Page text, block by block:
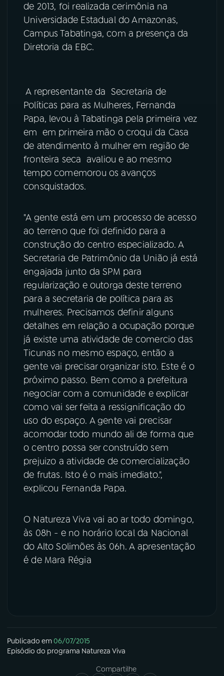
08FESTIVAL DE MÚSICA
ACOMPANHE A RÁDIO NACIONAL
TikTok
de 2013, foi realizada cerimônia na
Universidade Estadual do Amazonas,
Campus Tabatinga, com a presença da
Diretoria da EBC.
A representante da Secretaria de
Políticas para as Mulheres, Fernanda
Papa, levou à Tabatinga pela primeira vez
em em primeira mão o croqui da Casa
de atendimento à mulher em região de
fronteira seca avaliou e ao mesmo
tempo comemorou os avanços
consquistados.
"A gente está em um processo de acesso
ao terreno que foi definido para a
construção do centro especializado. A
Secretaria de Patrimônio da União já está
engajada junto da SPM para
regularização e outorga deste terreno
para a secretaria de política para as
mulheres. Precisamos definir alguns
detalhes em relação a ocupação porque
já existe uma atividade de comercio das
Ticunas no mesmo espaço, então a
gente vai precisar organizar isto. Este é o
próximo passo. Bem como a prefeitura
negociar com a comunidade e explicar
como vai ser feita a ressignificação do
uso do espaço. A gente vai precisar
acomodar todo mundo ali de forma que
o centro possa ser construído sem
prejuizo a atividade de comercialização
de frutas. Isto é o mais imediato.",
explicou Fernanda Papa.
O Natureza Viva vai ao ar todo domingo,
às 08h - e no horário local da Nacional
do Alto Solimões às 06h. A apresentação
é de Mara Régia
Publicado em06/07/2015
Episódio do programa Natureza Viva
Compartilhe